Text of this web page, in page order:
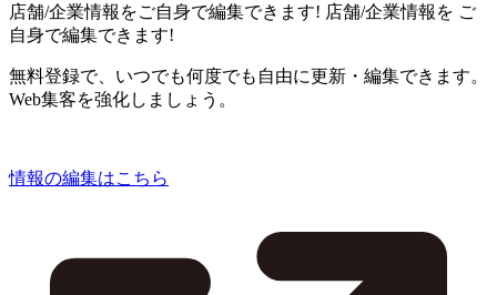
店舗/企業情報をご自身で編集できます! 店舗/企業情報を ご
自身で編集できます!
無料登録で、いつでも何度でも自由に更新・編集できます。
Web集客を強化しましょう。
情報の編集はこちら